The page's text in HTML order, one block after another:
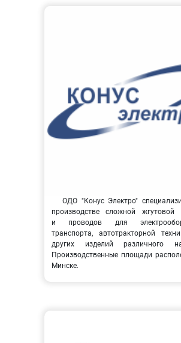
ОДО "Конус Электро"
производстве сложной жгутовой
и проводов для
транспорта, автотракторной
других изделий различного
Производственные площади
Минске.